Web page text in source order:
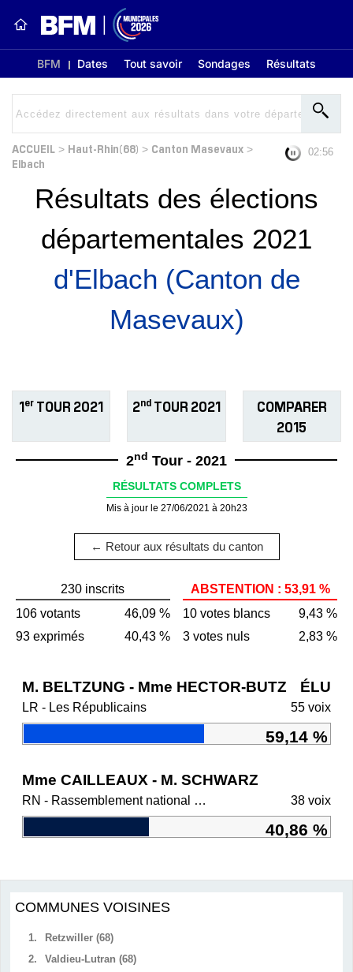
BFM Dates Tout savoir Sondages Résultats
ACCUEIL > Haut-Rhin(68) > Canton Masevaux >
Elbach
02:56
Résultats des élections
départementales 2021
d'Elbach (Canton de
Masevaux)
1er TOUR 2021 2ndTOUR 2021
COMPARER
2015
2nd Tour - 2021
RÉSULTATS COMPLETS
Mis à jour le 27/06/2021 à 20h23
← Retour aux résultats du canton
230 inscrits
106 votants
46,09 %
93 exprimés
40,43 %
ABSTENTION : 53,91 %
10 votes blancs
9,43 %
3 votes nuls
2,83 %
M. BELTZUNG - Mme HECTOR-BUTZ ÉLU
LR - Les Républicains 55 voix
59,14 %
Mme CAILLEAUX - M. SCHWARZ
RN - Rassemblement national et ses alliés 38 voix
40,86 %
COMMUNES VOISINES
1.
Retzwiller (68)
2.
Valdieu-Lutran (68)